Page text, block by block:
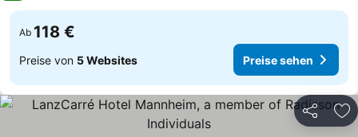
Ab 118 €
Preise von 5 Websites Preise sehen
Teilen